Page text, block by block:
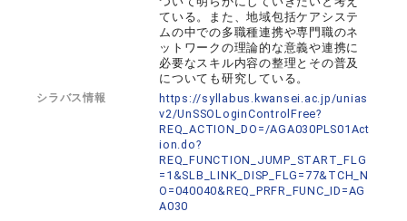
ている。また、地域包括ケアシステ
ムの中での多職種連携や専門職のネ
ットワークの理論的な意義や連携に
必要なスキル内容の整理とその普及
についても研究している。
シラバス情報
https://syllabus.kwansei.ac.jp/unias
v2/UnSSOLoginControlFree?
REQ_ACTION_DO=/AGA030PLS01Act
ion.do?
REQ_FUNCTION_JUMP_START_FLG
=1&SLB_LINK_DISP_FLG=77&TCH_N
O=040040&REQ_PRFR_FUNC_ID=AG
A030